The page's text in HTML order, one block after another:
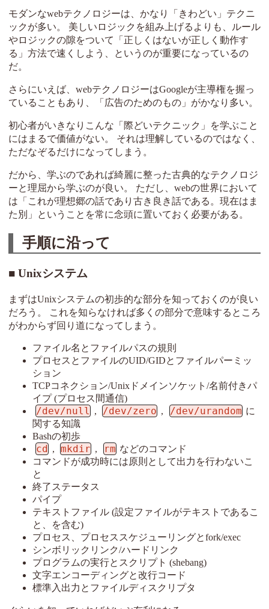
モダンなwebテクノロジーは、かなり「きわどい」テクニ
ックが多い。 美しいロジックを組み上げるよりも、ルール
やロジックの隙をついて「正しくはないが正しく動作す
る」方法で速くしよう、というのが重要になっているの
だ。
さらにいえば、webテクノロジーはGoogleが主導権を握っ
ていることもあり、「広告のためのもの」がかなり多い。
初心者がいきなりこんな「際どいテクニック」を学ぶこと
にはまるで価値がない。 それは理解しているのではなく、
ただなぞるだけになってしまう。
だから、学ぶのであれば綺麗に整った古典的なテクノロジ
ーと理屈から学ぶのが良い。 ただし、webの世界において
は「これが理想郷の話であり古き良き話である。現在はま
た別」ということを常に念頭に置いておく必要がある。
手順に沿って
Unixシステム
まずはUnixシステムの初歩的な部分を知っておくのが良い
だろう。 これを知らなければ多くの部分で意味するところ
がわからず回り道になってしまう。
ファイル名とファイルパスの規則
プロセスとファイルのUID/GIDとファイルパーミッ
ション
TCPコネクション/Unixドメインソケット/名前付きパ
イプ (プロセス間通信)
/dev/null , /dev/zero , /dev/urandom に
関する知識
Bashの初歩
cd , mkdir , rm などのコマンド
コマンドが成功時には原則として出力を行わないこ
と
終了ステータス
パイプ
テキストファイル (設定ファイルがテキストであるこ
と、を含む)
プロセス、プロセススケジューリングとfork/exec
シンボリックリンク/ハードリンク
プログラムの実行とスクリプト (shebang)
文字エンコーディングと改行コード
標準入出力とファイルディスクリプタ